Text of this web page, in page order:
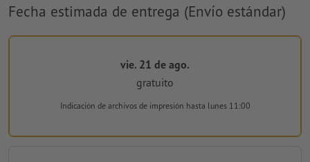
Fecha estimada de entrega (Envío estándar)
vie. 21 de ago.
gratuito
Indicación de archivos de impresión hasta lunes 11:00